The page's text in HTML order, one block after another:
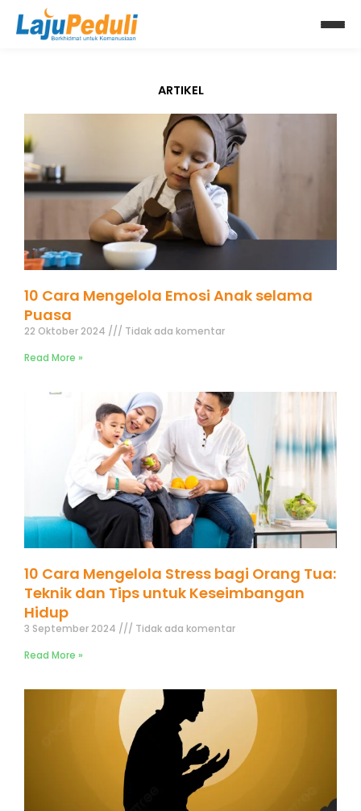
Article
ARTIKEL
10 Cara Mengelola Emosi Anak selama
Puasa
22 Oktober 2024
Tidak ada komentar
Read More »
10 Cara Mengelola Stress bagi Orang Tua:
Teknik dan Tips untuk Keseimbangan
Hidup
3 September 2024
Tidak ada komentar
Read More »